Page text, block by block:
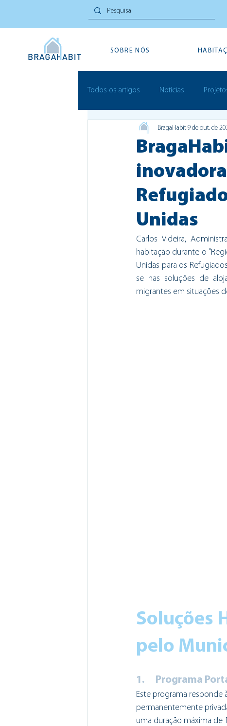
SOBRE NÓS
Todos os artigos Notícias
Inovação Social Festivais
Unidas
BragaHabit 9 de out. de
Carlos Videira,
habitação durante o
Unidas para os
se nas soluções de
migrantes em situações
Soluções
pelo
1.	Programa
Este programa responde
permanentemente
uma duração máxima